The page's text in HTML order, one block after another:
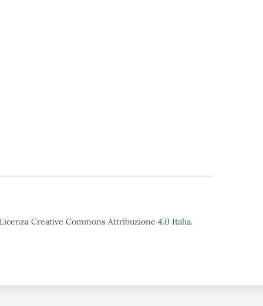
Creative Commons Attribuzione 4.0 Italia.